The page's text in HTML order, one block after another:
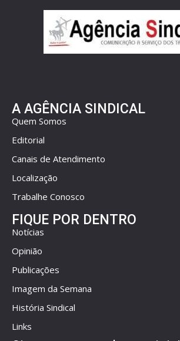
A AGÊNCIA SINDICAL
Quem Somos
Editorial
Canais de Atendimento
Localização
Trabalhe Conosco
FIQUE POR DENTRO
Notícias
Opinião
Publicações
Imagem da Semana
História Sindical
Links